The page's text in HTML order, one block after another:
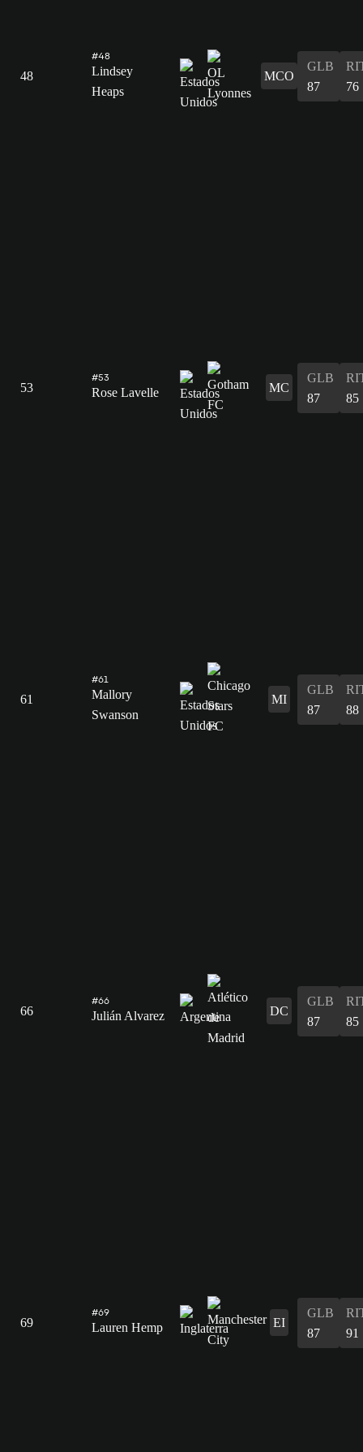
48
#48
Lindsey
Heaps
MCO
GLB
87
76
53
#53
Rose Lavelle MC
GLB
87
85
61
#61
Mallory
Swanson
MI
GLB
87
88
66
#66
Julián Alvarez DC
GLB
87
85
69
#69
Lauren Hemp EI
GLB
87
91